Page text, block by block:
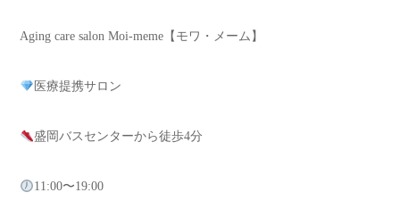
Aging care salon Moi-meme【モワ・メーム】
医療提携サロン
盛岡バスセンターから徒歩4分
11:00〜19:00